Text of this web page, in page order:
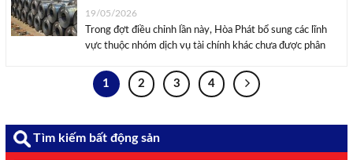
19/05/2026
Trong đợt điều chỉnh lần này, Hòa Phát bổ sung các lĩnh
vực thuộc nhóm dịch vụ tài chính khác chưa được phân
tư vấn quản lý khác. Đồng thời, tập đoàn ...
1 2 3 4
Tìm kiếm bất động sản